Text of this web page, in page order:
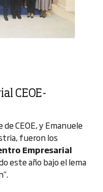
CEOE-
CEOE, y Emanuele
fueron los
Empresarial
este año bajo el lema